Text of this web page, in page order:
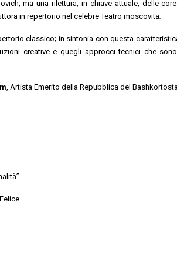
ma una rilettura, in chiave attuale, delle
in repertorio nel celebre Teatro moscovita.
classico; in sintonia con questa
creative e quegli approcci tecnici che
, Artista Emerito della Repubblica del